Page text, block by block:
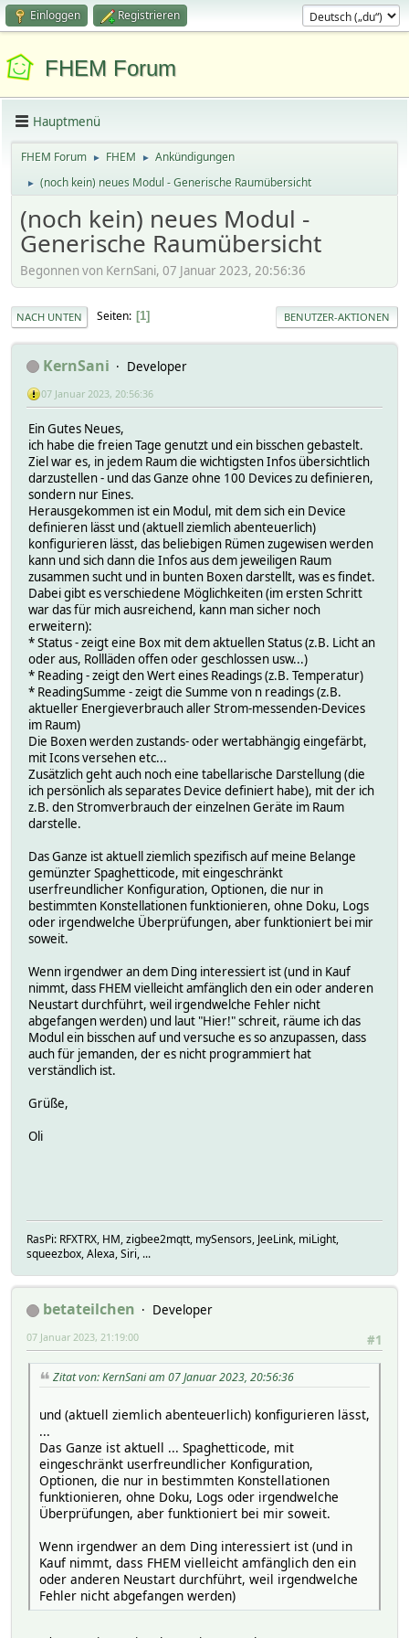
Einloggen Registrieren
FHEM Forum
Hauptmenü
FHEM Forum ► FHEM ► Ankündigungen
► (noch kein) neues Modul - Generische Raumübersicht
(noch kein) neues Modul -
Generische Raumübersicht
Begonnen von KernSani, 07 Januar 2023, 20:56:36
NACH UNTEN Seiten 1 BENUTZER-AKTIONEN
KernSani Developer
07 Januar 2023, 20:56:36
Ein Gutes Neues,
ich habe die freien Tage genutzt und ein bisschen gebastelt.
Ziel war es, in jedem Raum die wichtigsten Infos übersichtlich
darzustellen - und das Ganze ohne 100 Devices zu definieren,
sondern nur Eines.
Herausgekommen ist ein Modul, mit dem sich ein Device
definieren lässt und (aktuell ziemlich abenteuerlich)
konfigurieren lässt, das beliebigen Rümen zugewisen werden
kann und sich dann die Infos aus dem jeweiligen Raum
zusammen sucht und in bunten Boxen darstellt, was es findet.
Dabei gibt es verschiedene Möglichkeiten (im ersten Schritt
war das für mich ausreichend, kann man sicher noch
erweitern):
* Status - zeigt eine Box mit dem aktuellen Status (z.B. Licht an
oder aus, Rollläden offen oder geschlossen usw...)
* Reading - zeigt den Wert eines Readings (z.B. Temperatur)
* ReadingSumme - zeigt die Summe von n readings (z.B.
aktueller Energieverbrauch aller Strom-messenden-Devices
im Raum)
Die Boxen werden zustands- oder wertabhängig eingefärbt,
mit Icons versehen etc...
Zusätzlich geht auch noch eine tabellarische Darstellung (die
ich persönlich als separates Device definiert habe), mit der ich
z.B. den Stromverbrauch der einzelnen Geräte im Raum
darstelle.
Das Ganze ist aktuell ziemlich spezifisch auf meine Belange
gemünzter Spaghetticode, mit eingeschränkt
userfreundlicher Konfiguration, Optionen, die nur in
bestimmten Konstellationen funktionieren, ohne Doku, Logs
oder irgendwelche Überprüfungen, aber funktioniert bei mir
soweit.
Wenn irgendwer an dem Ding interessiert ist (und in Kauf
nimmt, dass FHEM vielleicht amfänglich den ein oder anderen
Neustart durchführt, weil irgendwelche Fehler nicht
abgefangen werden) und laut "Hier!" schreit, räume ich das
Modul ein bisschen auf und versuche es so anzupassen, dass
auch für jemanden, der es nicht programmiert hat
verständlich ist.
Grüße,
Oli
RasPi: RFXTRX, HM, zigbee2mqtt, mySensors, JeeLink, miLight,
squeezbox, Alexa, Siri, ...
betateilchen
Developer
#1
07 Januar 2023, 21:19:00
Zitat von: KernSani am 07 Januar 2023, 20:56:36
und (aktuell ziemlich abenteuerlich) konfigurieren lässt,
...
Das Ganze ist aktuell ... Spaghetticode, mit
eingeschränkt userfreundlicher Konfiguration,
Optionen, die nur in bestimmten Konstellationen
funktionieren, ohne Doku, Logs oder irgendwelche
Überprüfungen, aber funktioniert bei mir soweit.
Wenn irgendwer an dem Ding interessiert ist (und in
Kauf nimmt, dass FHEM vielleicht amfänglich den ein
oder anderen Neustart durchführt, weil irgendwelche
Fehler nicht abgefangen werden)